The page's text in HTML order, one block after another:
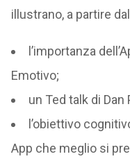
illustrano, a partire
l’importanza
Emotivo;
un Ted talk di
l’obiettivo
App che meglio si